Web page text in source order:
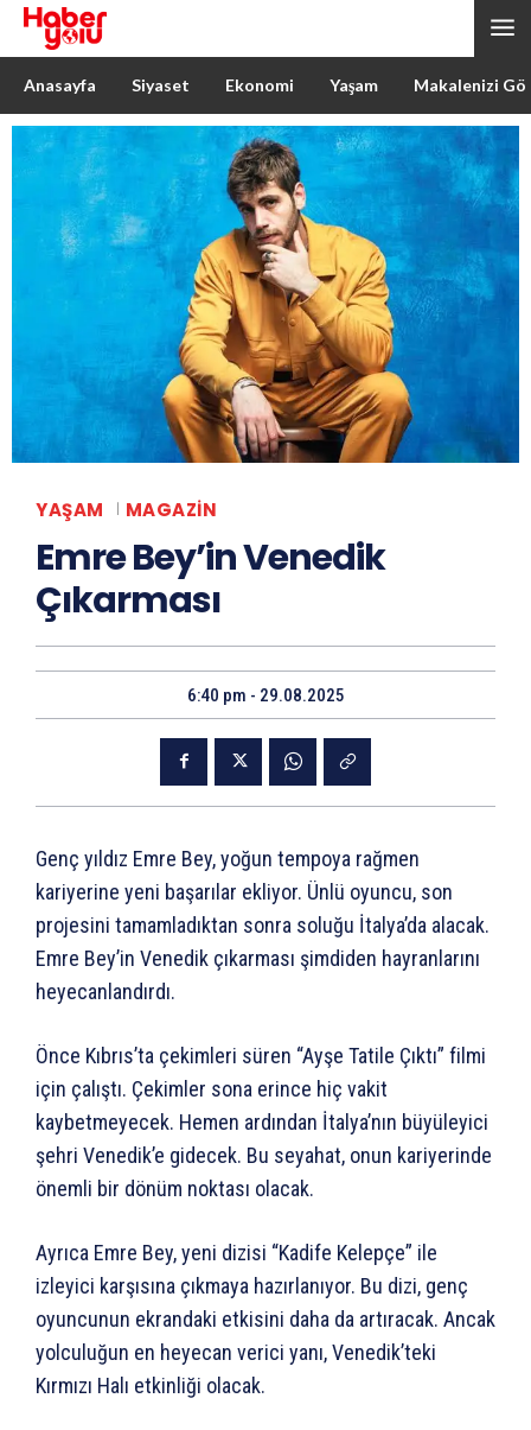
Anasayfa Siyaset Ekonomi Yaşam Makalenizi
YAŞAM MAGAZIN
Emre Bey’in Venedik
Çıkarması
6:40 pm - 29.08.2025
Genç yıldız Emre Bey, yoğun tempoya rağmen
kariyerine yeni başarılar ekliyor. Ünlü oyuncu, son
projesini tamamladıktan sonra soluğu İtalya’da alacak.
Emre Bey’in Venedik çıkarması şimdiden hayranlarını
heyecanlandırdı.
Önce Kıbrıs’ta çekimleri süren “Ayşe Tatile Çıktı” filmi
için çalıştı. Çekimler sona erince hiç vakit
kaybetmeyecek. Hemen ardından İtalya’nın büyüleyici
şehri Venedik’e gidecek. Bu seyahat, onun kariyerinde
önemli bir dönüm noktası olacak.
Ayrıca Emre Bey, yeni dizisi “Kadife Kelepçe” ile
izleyici karşısına çıkmaya hazırlanıyor. Bu dizi, genç
oyuncunun ekrandaki etkisini daha da artıracak. Ancak
yolculuğun en heyecan verici yanı, Venedik’teki
Kırmızı Halı etkinliği olacak.